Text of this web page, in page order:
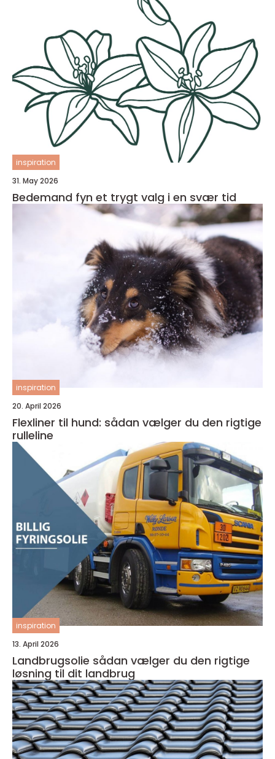
inspiration
31. May 2026
Bedemand fyn et trygt valg i en svær tid
inspiration
20. April 2026
Flexliner til hund: sådan vælger du den rigtige
rulleline
inspiration
13. April 2026
Landbrugsolie sådan vælger du den rigtige
løsning til dit landbrug